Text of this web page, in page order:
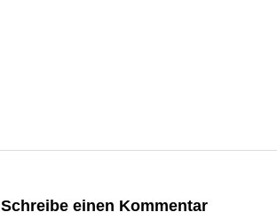
Schreibe einen Kommentar